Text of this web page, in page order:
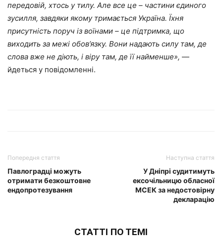
передовій, хтось у тилу. Але все це – частини єдиного
зусилля, завдяки якому тримається Україна. Їхня
присутність поруч із воїнами – це підтримка, що
виходить за межі обов’язку. Вони надають силу там, де
слова вже не діють, і віру там, де її найменше», —
йдеться у повідомленні.
Попередня стаття
Павлоградці можуть
отримати безкоштовне
ендопротезування
Наступна стаття
У Дніпрі судитимуть
ексочільницю обласної
МСЕК за недостовірну
декларацію
СТАТТІ ПО ТЕМІ